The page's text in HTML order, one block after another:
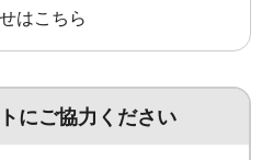
はこちら
にご協力ください